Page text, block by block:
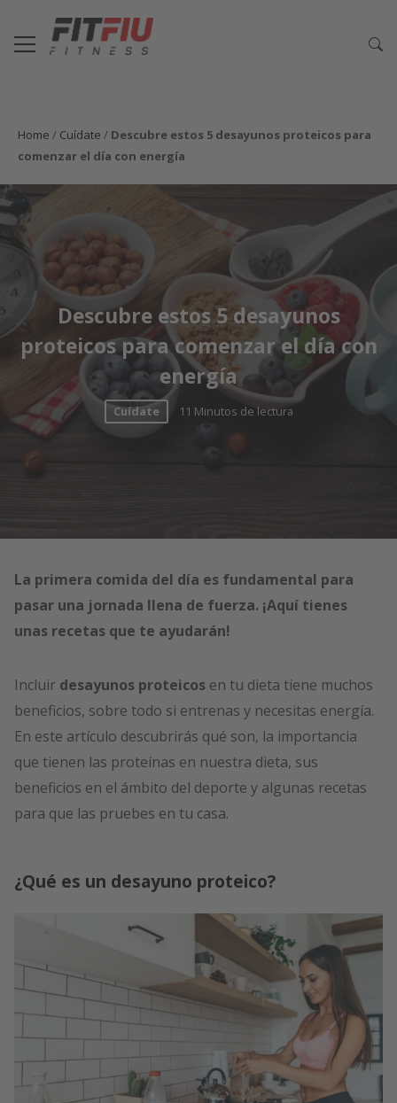
Home / Cuídate / Descubre estos 5 desayunos proteicos para
comenzar el día con energía
Descubre estos 5 desayunos
proteicos para comenzar el día con
energía
Cuídate 11 Minutos de lectura
La primera comida del día es fundamental para
pasar una jornada llena de fuerza. ¡Aquí tienes
unas recetas que te ayudarán!
Incluir desayunos proteicos en tu dieta tiene muchos
beneficios, sobre todo si entrenas y necesitas energía.
En este artículo descubrirás qué son, la importancia
que tienen las proteínas en nuestra dieta, sus
beneficios en el ámbito del deporte y algunas recetas
para que las pruebes en tu casa.
¿Qué es un desayuno proteico?